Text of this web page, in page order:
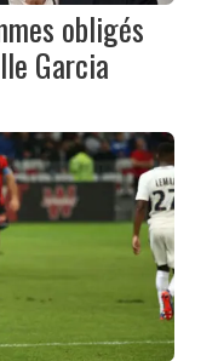
obligés
Garcia